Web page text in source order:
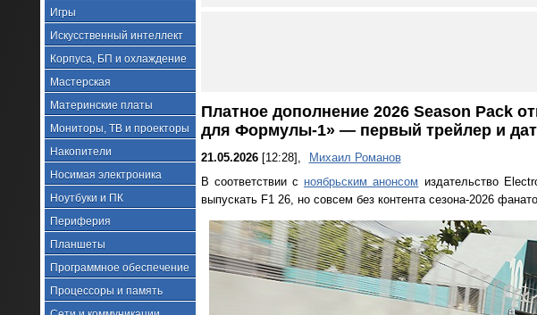
Игры
Искусственный интеллект
Корпуса, БП и охлаждение
Мастерская
Материнские платы
Мониторы, ТВ и проекторы
Накопители
Носимая электроника
Ноутбуки и ПК
Периферия
Планшеты
Программное обеспечение
Процессоры и память
Платное дополнение 2026 Season Pack
для Формулы-1» — первый трейлер и
21.05.2026[12:28],
Михаил Романов
В соответствии с ноябрьским анонсом издательство
выпускать F1 26, но совсем без контента сезона-2026